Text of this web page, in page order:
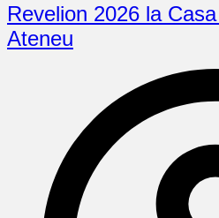
Revelion 2026 la
Ateneu